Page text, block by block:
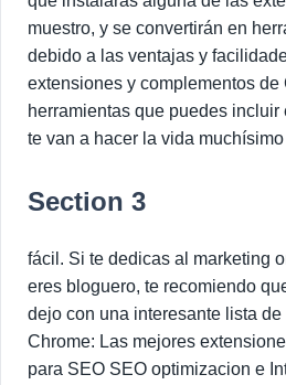
muestro, y se convertirán en
debido a las ventajas y
extensiones y complementos de
herramientas que puedes
te van a hacer la vida
Section 3
fácil. Si te dedicas al marketing
eres bloguero, te recomiendo
dejo con una interesante lista
Chrome: Las mejores
para SEO SEO optimizacion e